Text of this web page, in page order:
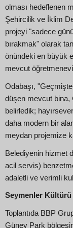
olması hedeflenen
Şehircilik ve İklim
projeyi "sadece
bırakmak" olarak
önündeki en büyük
mevcut öğretmenevi
Odabaşı,
düşen mevcut bina,
belirledik;
daha modern bir
meydan projemize
Belediyenin hizmet
acil servis)
adaletli ve verimli
Seymenler
Toplantıda BBP
Güney Park